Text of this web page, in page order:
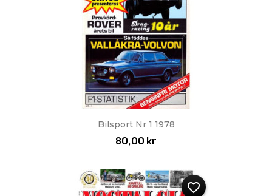
Bilsport Nr 1 1978
80,00 kr
favorite_border